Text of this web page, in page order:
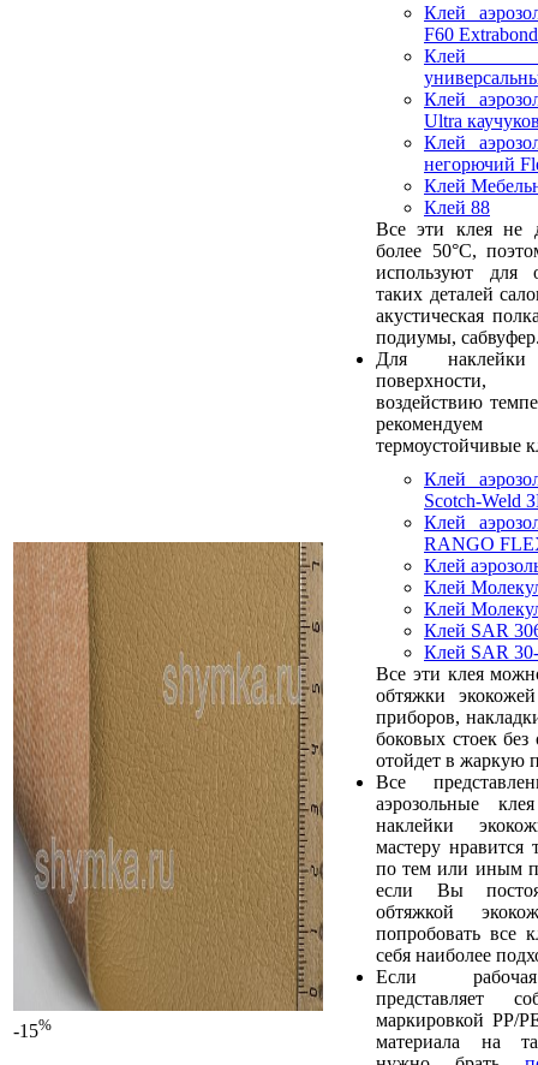
-15%
Клей
F60 Extrabond
Клей
Клей
Ultra
Клей
негорючий
Клей
Клей 88
Все эти клея не
более 50°С,
используют для
таких деталей
акустическая
подиумы,
Для
поверхности,
воздействию
рекомендуем
термоустойчивые
Клей
Scotch-Weld
Клей
RANGO
Клей
Клей
Клей
Клей SAR
Клей SAR
Все эти клея
обтяжки
приборов,
боковых стоек
отойдет в жаркую
Все
аэрозольные
наклейки
мастеру
по тем или иным
если Вы
обтяжкой
попробовать все
себя наиболее
Если
представляет
маркировкой PP/
материала на